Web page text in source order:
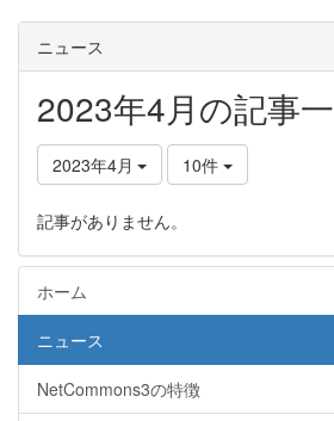
ニュース
2023年4月の記事
2023年4月 10件
記事がありません。
ホーム
ニュース
NetCommons3の特徴